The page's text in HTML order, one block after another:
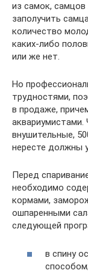
из самок,
заполучить
количество
каких-либо
или же нет.
Но
трудностями,
в продаже,
внушительные,
нересте должны
Перед
необходимо
кормами,
ошпаренными
следующей
в спину
способом;